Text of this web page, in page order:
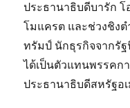
ประธานาธิบดีบารัก โ
โมแครต และช่วงชิง
ทรัมป์ นักธุรกิจจากรั
ได้เป็นตัวแทนพรรคก
ประธานาธิบดีสหรัฐอ